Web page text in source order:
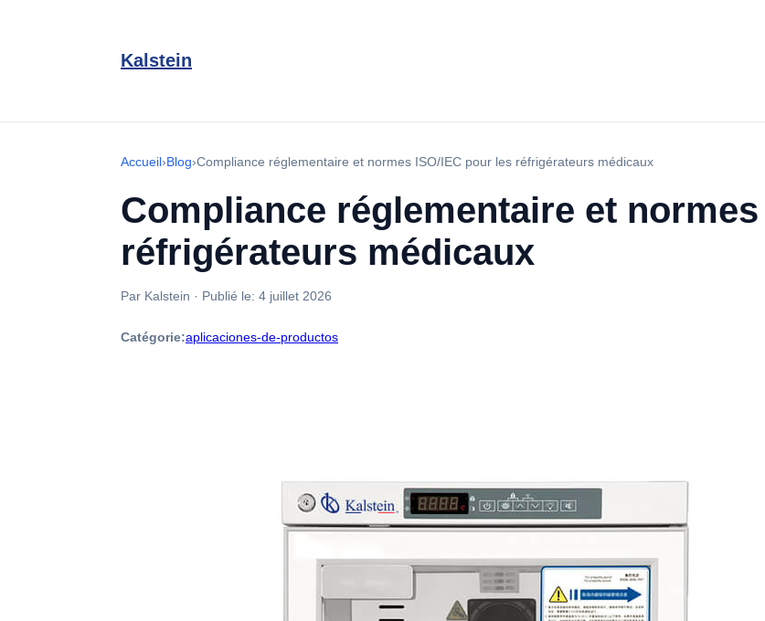
Kalstein
Accueil›Blog›Compliance réglementaire et normes ISO/IEC pour les réfrigérateurs médicaux
Compliance réglementaire et
réfrigérateurs médicaux
Par Kalstein · Publié le: 4 juillet 2026
Catégorie:aplicaciones-de-productos